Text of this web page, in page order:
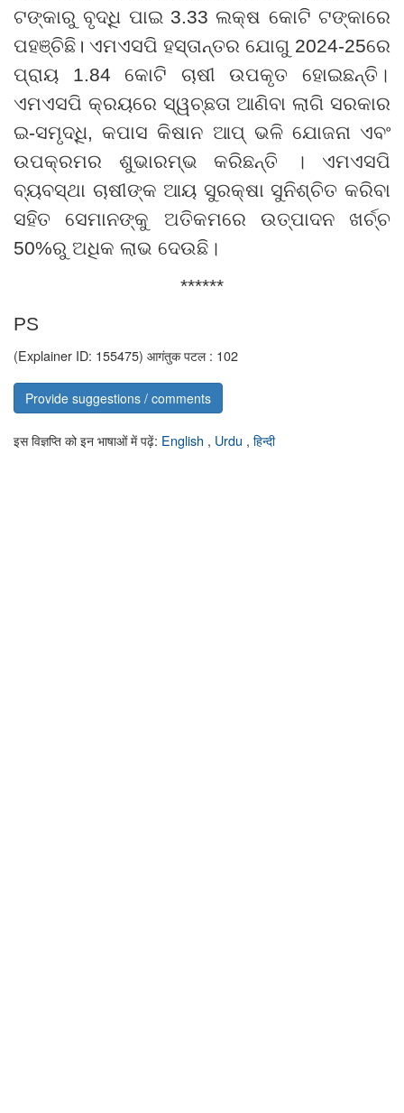
ଟଙ୍କାରୁ ବୃଦ୍ଧି ପାଇ 3.33ଲକ୍ଷ କୋଟି ଟଙ୍କାରେ
ପହଞ୍ଚିଛି। ଏମଏସପି ହସ୍ତାନ୍ତର ଯୋଗୁ 2024-25ରେ
ପ୍ରାୟ 1.84କୋଟି ଚାଷୀ ଉପକୃତ ହୋଇଛନ୍ତି ।
ଏମଏସପି କ୍ରୟରେ ସ୍ୱଚ୍ଛତା ଆଣିବା ଲାଗି ସରକାର
ଇ-ସମୃଦ୍ଧି,କପାସ କିଷାନ ଆପ୍ ଭଳି ଯୋଜନା ଏବଂ
ଉପକ୍ରମର ଶୁଭାରମ୍ଭ କରିଛନ୍ତି
।
ଏମଏସପି
ବ୍ୟବସ୍ଥା ଚାଷୀଙ୍କ ଆୟ ସୁରକ୍ଷା ସୁନିଶ୍ଚିତ କରିବା
ସହିତ ସେମାନଙ୍କୁ ଅତିକମରେ ଉତ୍ପାଦନ ଖର୍ଚ୍ଚ
50%ରୁ ଅଧିକ ଲାଭ ଦେଉଛି ।
******
PS
(Explainer ID: 155475) आगंतुक पटल : 102
Provide suggestions / comments
इस विज्ञप्ति को इन भाषाओं में पढ़ें: English , Urdu , हिन्दी